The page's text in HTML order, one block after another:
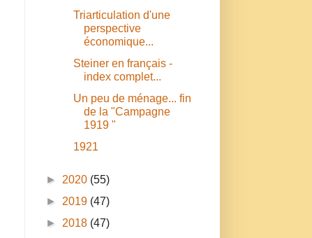
Triarticulation d'une
perspective
économique...
Steiner en français -
index complet...
Un peu de ménage... fin
de la "Campagne
1919 "
1921
► 2020 (55)
► 2019 (47)
► 2018 (47)